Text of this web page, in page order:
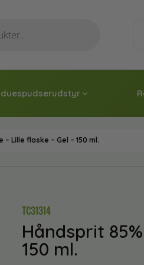
Lille flaske – Gel – 150 ml.
TC31314
Håndsprit
150 ml.